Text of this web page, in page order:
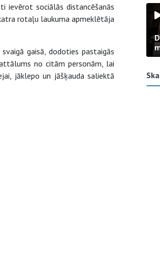
ievērot sociālās distancēšanās
rotaļu laukuma apmeklētāja
gaisā, dodoties pastaigās
no citām personām, lai
jāklepo un jāšķauda saliektā